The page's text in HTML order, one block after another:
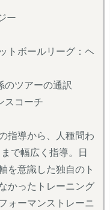
ー
トボールリーグ：ヘ
のツアーの通訳
スコーチ
指導から、人種問わ
で幅広く指導。日
を意識した独自のト
かったトレーニング
ォーマンストレーニ